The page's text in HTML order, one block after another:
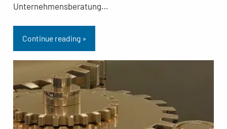
Unternehmensberatung…
Continue reading »